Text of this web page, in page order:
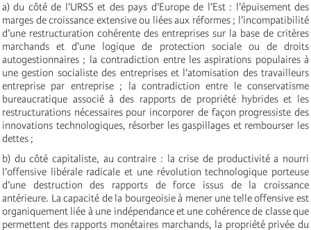
a) du côté de l’URSS et des pays d’Europe de l’Est : l’épuisement des
marges de croissance extensive ou liées aux réformes ; l’incompatibilité
d’une restructuration cohérente des entreprises sur la base de critères
marchands et d’une logique de protection sociale ou de droits
autogestionnaires ; la contradiction entre les aspirations populaires à
une gestion socialiste des entreprises et l’atomisation des travailleurs
entreprise par entreprise ; la contradiction entre le conservatisme
bureaucratique associé à des rapports de propriété hybrides et les
restructurations nécessaires pour incorporer de façon progressiste des
innovations technologiques, résorber les gaspillages et rembourser les
dettes ;
b) du côté capitaliste, au contraire : la crise de productivité a nourri
l’offensive libérale radicale et une révolution technologique porteuse
d’une destruction des rapports de force issus de la croissance
antérieure. La capacité de la bourgeoisie à mener une telle offensive est
organiquement liée à une indépendance et une cohérence de classe que
permettent des rapports monétaires marchands, la propriété privée du